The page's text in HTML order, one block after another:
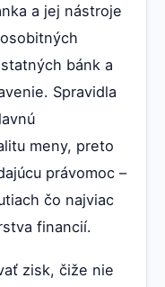
a jej nástroje
bánk a
Spravidla
meny, preto
právomoc –
čo najviac
financií.
zisk, čiže nie